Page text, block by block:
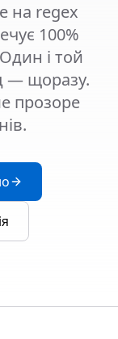
на regex
100%
і той
— щоразу.
прозоре